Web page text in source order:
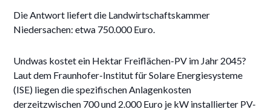
Die Antwort liefert die Landwirtschaftskammer
Niedersachen: etwa 750.000 Euro.
Undwas kostet ein Hektar Freiflächen-PV im Jahr 2045?
Laut dem Fraunhofer-Institut für Solare Energiesysteme
(ISE) liegen die spezifischen Anlagenkosten
derzeitzwischen 700 und 2.000 Euro je kW installierter PV-